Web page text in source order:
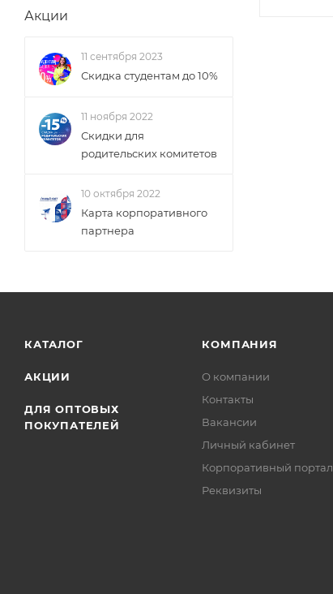
Акции
11 сентября 2023
Скидка студентам до 10%
11 ноября 2022
Скидки для
родительских комитетов
10 октября 2022
Карта корпоративного
партнера
КАТАЛОГ
АКЦИИ
ДЛЯ ОПТОВЫХ
ПОКУПАТЕЛЕЙ
КОМПАНИЯ
О компании
Контакты
Вакансии
Личный кабинет
Корпоративный портал
Реквизиты